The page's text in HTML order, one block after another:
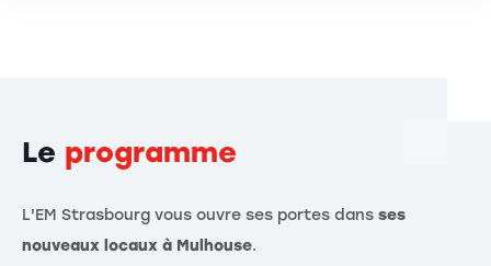
Le programme
L'EM Strasbourg vous ouvre ses portes dans ses
nouveaux locaux à Mulhouse.